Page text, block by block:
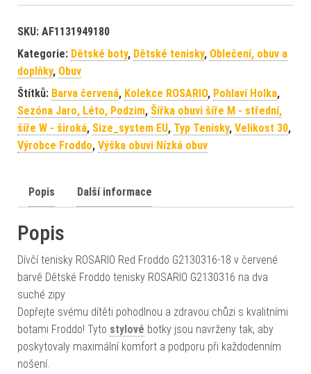
SKU: AF1131949180
Kategorie: Dětské boty, Dětské tenisky, Oblečení, obuv a
doplňky, Obuv
Štítků: Barva červená, Kolekce ROSARIO, Pohlaví Holka,
Sezóna Jaro, Léto, Podzim, Šířka obuvi šíře M - střední,
šíře W - široká, Size_system EU, Typ Tenisky, Velikost 30,
Výrobce Froddo, Výška obuvi Nízká obuv
Popis Další informace
Popis
Dívčí tenisky ROSARIO Red Froddo G2130316-18 v červené
barvě Dětské Froddo tenisky ROSARIO G2130316 na dva
suché zipy
Dopřejte svému dítěti pohodlnou a zdravou chůzi s kvalitními
botami Froddo! Tyto stylové botky jsou navrženy tak, aby
poskytovaly maximální komfort a podporu při každodenním
nošení.